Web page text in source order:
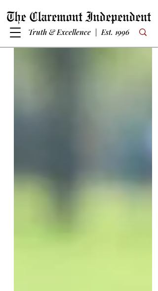
Truth & Excellence | Est. 1996